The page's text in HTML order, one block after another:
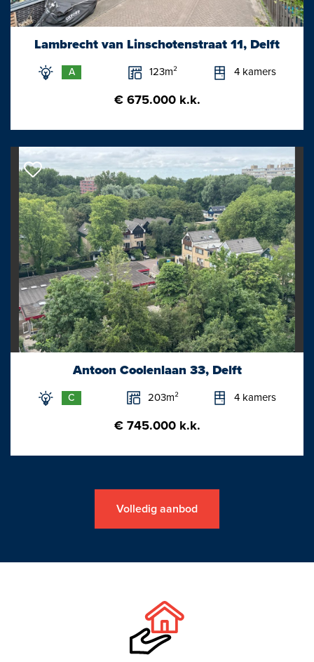
Combiketel (bouwjaar circa 2010);
gedeeltelijk aluminium kozijnen en gedeeltelijk houten kozijnen;
- Glaswerk in zijgevel is extra dik isolerend glas;
- Gezien het bouwjaar van de woning zal een
ouderdomsclausule en materialenclausule worden opgenomen;
Lambrecht van Linschotenstraat 11, Delft
A 123m² 4 kamers
€ 675.000 k.k.
Antoon Coolenlaan 33, Delft
C 203m² 4 kamers
€ 745.000 k.k.
Volledig aanbod